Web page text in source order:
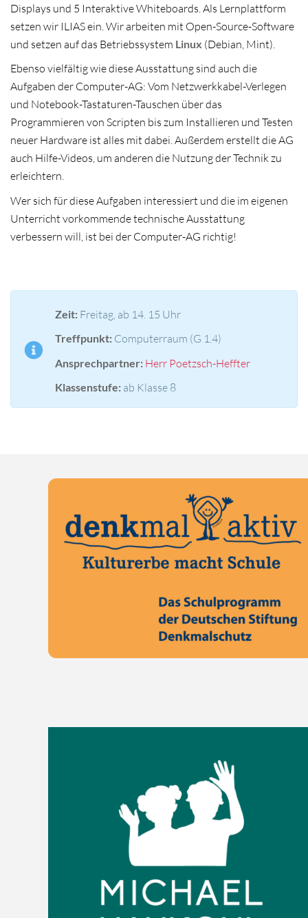
Displays und 5 Interaktive Whiteboards. Als Lernplattform
setzen wir ILIAS ein. Wir arbeiten mit Open-Source-Software
und setzen auf das Betriebssystem Linux (Debian, Mint).
Ebenso vielfältig wie diese Ausstattung sind auch die
Aufgaben der Computer-AG: Vom Netzwerkkabel-Verlegen
und Notebook-Tastaturen-Tauschen über das
Programmieren von Scripten bis zum Installieren und Testen
neuer Hardware ist alles mit dabei. Außerdem erstellt die AG
auch Hilfe-Videos, um anderen die Nutzung der Technik zu
erleichtern.
Wer sich für diese Aufgaben interessiert und die im eigenen
Unterricht vorkommende technische Ausstattung
verbessern will, ist bei der Computer-AG richtig!
Zeit: Freitag, ab 14. 15 Uhr
Treffpunkt: Computerraum (G 1.4)
Ansprechpartner: Herr Poetzsch-Heffter
Klassenstufe: ab Klasse 8